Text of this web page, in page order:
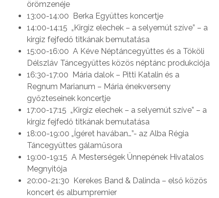
örömzenéje
13:00-14:00 Berka Együttes koncertje
14:00-14:15 „Kirgiz elechek – a selyemút szíve” – a
kirgiz fejfedő titkának bemutatása
15:00-16:00 A Kéve Néptáncegyüttes és a Tököli
Délszláv Táncegyüttes közös néptánc produkciója
16:30-17:00 Mária dalok – Pitti Katalin és a
Regnum Marianum – Mária énekverseny
győzteseinek koncertje
17:00-17:15 „Kirgiz elechek – a selyemút szíve” – a
kirgiz fejfedő titkának bemutatása
18:00-19:00 „Ígéret havában…”- az Alba Régia
Táncegyüttes gálaműsora
19:00-19:15 A Mesterségek Ünnepének Hivatalos
Megnyitója
20:00-21:30 Kerekes Band & Dalinda – első közös
koncert és albumpremier